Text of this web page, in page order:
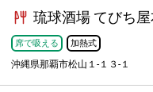
琉球酒場 てびち
席で吸える 加熱式
沖縄県那覇市松山１-１３-１